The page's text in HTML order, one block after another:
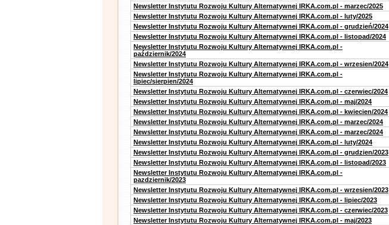
Newsletter Instytutu Rozwoju Kultury Alternatywnej IRKA.com.pl - marzec/2025
Newsletter Instytutu Rozwoju Kultury Alternatywnej IRKA.com.pl - luty/2025
Newsletter Instytutu Rozwoju Kultury Alternatywnej IRKA.com.pl - grudzień/2024
Newsletter Instytutu Rozwoju Kultury Alternatywnej IRKA.com.pl - listopad/2024
Newsletter Instytutu Rozwoju Kultury Alternatywnej IRKA.com.pl -
październik/2024
Newsletter Instytutu Rozwoju Kultury Alternatywnej IRKA.com.pl - wrzesien/2024
Newsletter Instytutu Rozwoju Kultury Alternatywnej IRKA.com.pl -
lipiec/sierpien/2024
Newsletter Instytutu Rozwoju Kultury Alternatywnej IRKA.com.pl - czerwiec/2024
Newsletter Instytutu Rozwoju Kultury Alternatywnej IRKA.com.pl - maj/2024
Newsletter Instytutu Rozwoju Kultury Alternatywnej IRKA.com.pl - kwiecien/2024
Newsletter Instytutu Rozwoju Kultury Alternatywnej IRKA.com.pl - marzec/2024
Newsletter Instytutu Rozwoju Kultury Alternatywnej IRKA.com.pl - marzec/2024
Newsletter Instytutu Rozwoju Kultury Alternatywnej IRKA.com.pl - luty/2024
Newsletter Instytutu Rozwoju Kultury Alternatywnej IRKA.com.pl - grudzien/2023
Newsletter Instytutu Rozwoju Kultury Alternatywnej IRKA.com.pl - listopad/2023
Newsletter Instytutu Rozwoju Kultury Alternatywnej IRKA.com.pl -
pazdziernik/2023
Newsletter Instytutu Rozwoju Kultury Alternatywnej IRKA.com.pl - wrzesien/2023
Newsletter Instytutu Rozwoju Kultury Alternatywnej IRKA.com.pl - lipiec/2023
Newsletter Instytutu Rozwoju Kultury Alternatywnej IRKA.com.pl - czerwiec/2023
Newsletter Instytutu Rozwoju Kultury Alternatywnej IRKA.com.pl - maj/2023